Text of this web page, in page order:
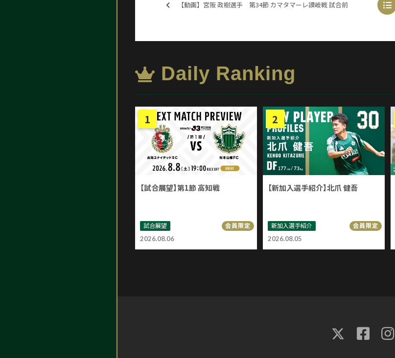
【動画】宮阪 政樹選手 第34節 カマタマーレ讃岐戦 試合前
Daily Ranking
2026.08.06
【試合展望】第1節 高知戦
試合展望 会員限定
2026.08.05
【新加入選手紹介】北爪 健吾
新加入選手紹介 会員限定